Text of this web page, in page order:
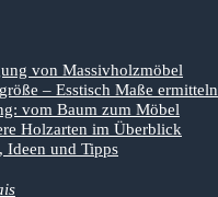
von Massivholzmöbel
– Esstisch Maße ermitteln
vom Baum zum Möbel
Holzarten im Überblick
Ideen und Tipps